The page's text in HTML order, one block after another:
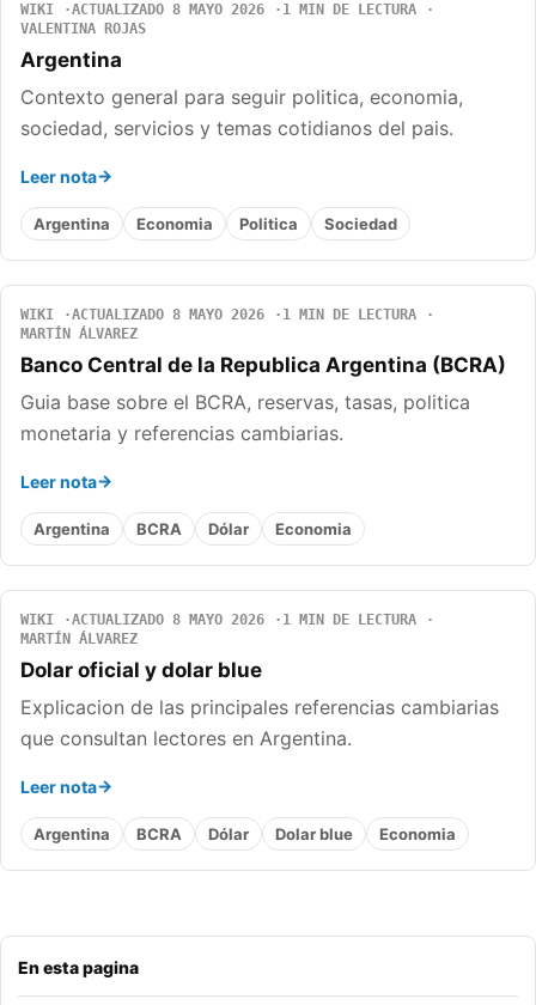
En esta pagina
WIKI ACTUALIZADO 8 MAYO 2026
1 MIN DE LECTURA
VALENTINA ROJAS
Argentina
Contexto general para seguir politica, economia,
sociedad, servicios y temas cotidianos del pais.
Leer nota
Argentina Economia Politica Sociedad
WIKI ACTUALIZADO 8 MAYO 2026
1 MIN DE LECTURA
MARTÍN ÁLVAREZ
Banco Central de la Republica Argentina (BCRA)
Guia base sobre el BCRA, reservas, tasas, politica
monetaria y referencias cambiarias.
Leer nota
Argentina BCRA Dólar Economia
WIKI ACTUALIZADO 8 MAYO 2026
1 MIN DE LECTURA
MARTÍN ÁLVAREZ
Dolar oficial y dolar blue
Explicacion de las principales referencias cambiarias
que consultan lectores en Argentina.
Leer nota
Argentina BCRA Dólar Dolar blue Economia